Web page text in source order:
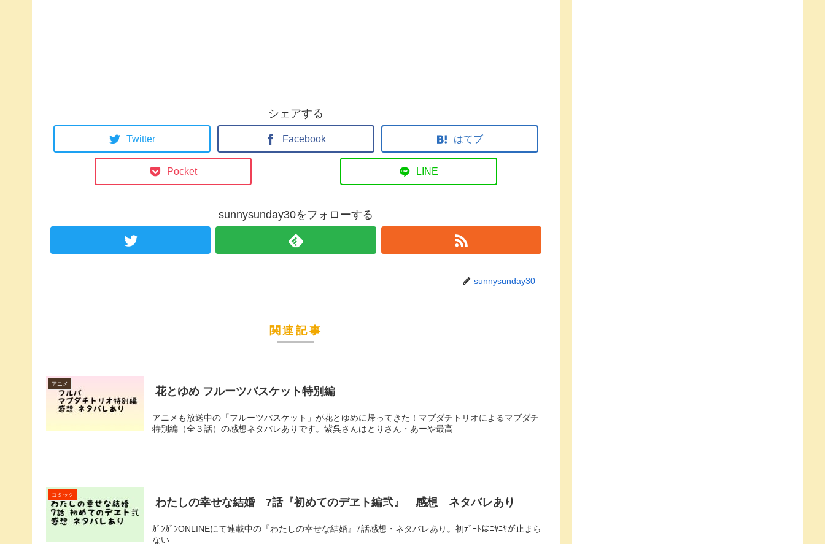
シェアする
Twitter Facebook はてブ
Pocket LINE
sunnysunday30をフォローする
sunnysunday30
関連記事
アニメ
花とゆめ フルーツバスケット特別編
アニメも放送中の「フルーツバスケット」が花とゆめに帰ってきた！マブダチトリオによるマブダチ
特別編（全３話）の感想ネタバレありです。紫呉さんはとりさん・あーや最高
コミック
わたしの幸せな結婚 7話『初めてのデヱト編弐』 感想 ネタバレあり
ｶﾞﾝｶﾞﾝONLINEにて連載中の『わたしの幸せな結婚』7話感想・ネタバレあり。初ﾃﾞｰﾄはﾆﾔﾆﾔが止まら
ない